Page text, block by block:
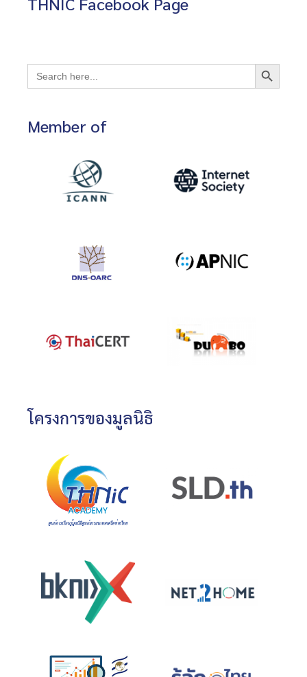
Search
for:
Search Button
Member of
โครงการของมูลนิธิ